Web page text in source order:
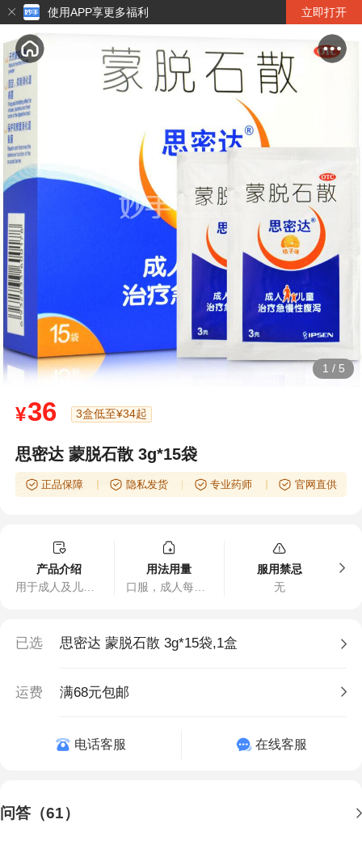
使用APP享更多福利 立即打开
1 / 5
¥36 3盒低至¥34起
思密达 蒙脱石散 3g*15袋
正品保障 隐私发货 专业药师 官网直供
产品介绍
用法用量
口服，成人每次1袋（3克），一日3次。儿童1岁以下每日1袋，分3次服；1～2岁每日1～2袋，分3次服；2岁以上每日2～3袋，分3次服，服用时将本品倒入半杯温开水（约50毫升）中混匀快速服完。治疗急性腹泻时首次剂量应加倍。
服用禁忌
无
已选 思密达 蒙脱石散 3g*15袋,1盒
运费 满68元包邮
电话客服 在线客服
问答（61）